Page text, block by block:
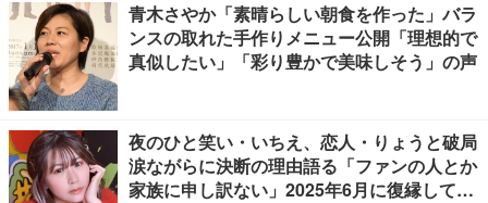
青木さやか「素晴らしい朝食を作った」バラ
ンスの取れた手作りメニュー公開「理想的で
真似したい」「彩り豊かで美味しそう」の声
夜のひと笑い・いちえ、恋人・りょうと破局
涙ながらに決断の理由語る「ファンの人とか
家族に申し訳ない」2025年6月に復縁してい